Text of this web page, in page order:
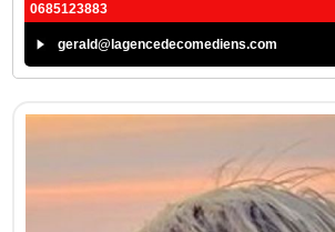
0685123883
gerald@lagencedecomediens.com